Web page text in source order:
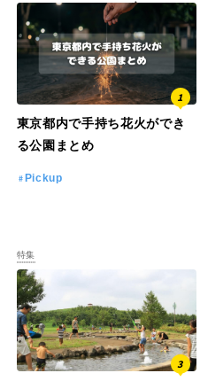
東京都内で手持ち花火ができ
る公園まとめ
Pickup
特集